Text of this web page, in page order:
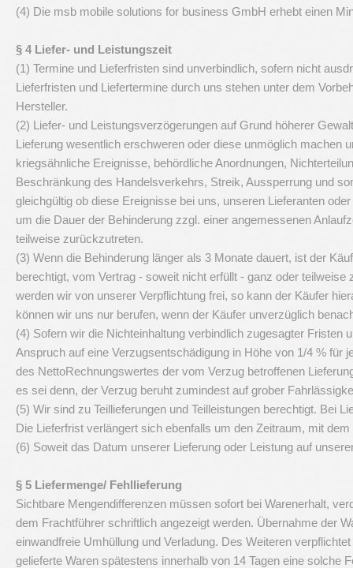
(4) Die msb mobile solutions for business GmbH erhebt einen
§ 4 Liefer- und Leistungszeit
(1) Termine und Lieferfristen sind unverbindlich, sofern nicht
Lieferfristen und Liefertermine durch uns stehen unter dem
Hersteller.
(2) Liefer- und Leistungsverzögerungen auf Grund höherer
Lieferung wesentlich erschweren oder diese unmöglich machen
kriegsähnliche Ereignisse, behördliche Anordnungen,
Beschränkung des Handelsverkehrs, Streik, Aussperrung und
gleichgültig ob diese Ereignisse bei uns, unseren Lieferanten
um die Dauer der Behinderung zzgl. einer angemessenen
teilweise zurückzutreten.
(3) Wenn die Behinderung länger als 3 Monate dauert, ist der
berechtigt, vom Vertrag - soweit nicht erfüllt - ganz oder
werden wir von unserer Verpflichtung frei, so kann der Käufer
können wir uns nur berufen, wenn der Käufer unverzüglich
(4) Sofern wir die Nichteinhaltung verbindlich zugesagter Fristen
Anspruch auf eine Verzugsentschädigung in Höhe von 1/4 %
des NettoRechnungswertes der vom Verzug betroffenen
es sei denn, der Verzug beruht zumindest auf grober
(5) Wir sind zu Teillieferungen und Teilleistungen berechtigt. Bei
Die Lieferfrist verlängert sich ebenfalls um den Zeitraum, mit
(6) Soweit das Datum unserer Lieferung oder Leistung auf
§ 5 Liefermenge/ Fehllieferung
Sichtbare Mengendifferenzen müssen sofort bei Warenerhalt,
dem Frachtführer schriftlich angezeigt werden. Übernahme der
einwandfreie Umhüllung und Verladung. Des Weiteren
gelieferte Waren spätestens innerhalb von 14 Tagen eine solche